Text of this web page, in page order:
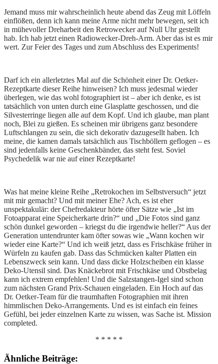
Jemand muss mir wahrscheinlich heute abend das Zeug mit Löffeln
einflößen, denn ich kann meine Arme nicht mehr bewegen, seit ich
in mühevoller Dreharbeit den Retrowecker auf Null Uhr gestellt
hab. Ich hab jetzt einen Radiowecker-Dreh-Arm. Aber das ist es mir
wert. Zur Feier des Tages und zum Abschluss des Experiments!
Darf ich ein allerletztes Mal auf die Schönheit einer Dr. Oetker-
Rezeptkarte dieser Reihe hinweisen? Ich muss jedesmal wieder
überlegen, wie das wohl fotographiert ist – aber ich denke, es ist
tatsächlich von unten durch eine Glasplatte geschossen, und die
Silvesterringe liegen alle auf dem Kopf. Und ich glaube, man plant
noch, Blei zu gießen. Es scheinen mir übrigens ganz besondere
Luftschlangen zu sein, die sich dekorativ dazugesellt haben. Ich
meine, die kamen damals tatsächlich aus Tischböllern geflogen – es
sind jedenfalls keine Geschenkbänder, das steht fest. Soviel
Psychedelik war nie auf einer Rezeptkarte!
Was hat meine kleine Reihe „Retrokochen im Selbstversuch“ jetzt
mit mir gemacht? Und mit meiner Ehe? Ach, es ist eher
unspektakulär: der Chefredakteur hörte öfter Sätze wie „Ist im
Fotoapparat eine Speicherkarte drin?“ und „Die Fotos sind ganz
schön dunkel geworden – kriegst du die irgendwie heller?“ Aus der
Generation untendrunter kam öfter sowas wie „Wann kochen wir
wieder eine Karte?“ Und ich weiß jetzt, dass es Frischkäse früher in
Würfeln zu kaufen gab. Dass das Schmücken kalter Platten ein
Lebenszweck sein kann. Und dass dicke Holzscheiben ein klasse
Deko-Utensil sind. Das Knäckebrot mit Frischkäse und Obstbelag
kann ich extrem empfehlen! Und die Salzstangen-Igel sind schon
zum nächsten Grand Prix-Schauen eingeladen. Ein Hoch auf das
Dr. Oetker-Team für die traumhaften Fotographien mit ihren
himmlischen Deko-Arrangements. Und es ist einfach ein feines
Gefühl, bei jeder einzelnen Karte zu wissen, was Sache ist. Mission
completed.
* * * * *
Ähnliche Beiträge: